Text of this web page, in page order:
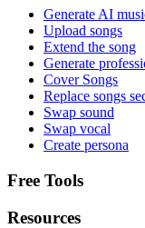
Generate AI
Upload songs
Extend the song
Generate
Cover Songs
Replace songs
Swap sound
Swap vocal
Create persona
Free Tools
Resources